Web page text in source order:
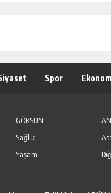
Spor
GÖKSUN
Sağlık
Yaşam